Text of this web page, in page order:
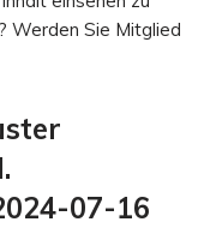
Werden Sie Mitglied
07-16